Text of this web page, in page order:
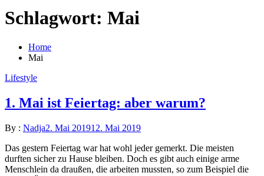
Schlagwort: Mai
Home
Mai
Lifestyle
1. Mai ist Feiertag: aber warum?
By : Nadja2. Mai 201912. Mai 2019
Das gestern Feiertag war hat wohl jeder gemerkt. Die meisten
durften sicher zu Hause bleiben. Doch es gibt auch einige arme
Menschlein da draußen, die arbeiten mussten, so zum Beispiel die